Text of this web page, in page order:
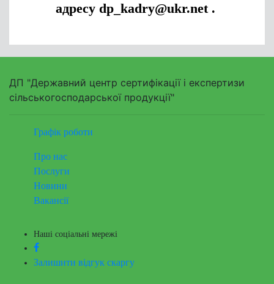
адресу dp_kadry@ukr.net .
ДП "Державний центр сертифікації і експертизи
сільськогосподарської продукції"
Графік роботи
Про нас
Послуги
Новини
Вакансії
Наші соціальні мережі
Залишити відгук скаргу